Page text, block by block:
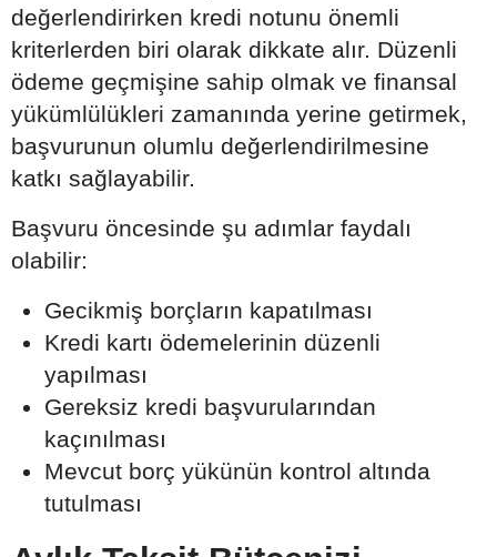
değerlendirirken kredi notunu önemli
kriterlerden biri olarak dikkate alır. Düzenli
ödeme geçmişine sahip olmak ve finansal
yükümlülükleri zamanında yerine getirmek,
başvurunun olumlu değerlendirilmesine
katkı sağlayabilir.
Başvuru öncesinde şu adımlar faydalı
olabilir:
Gecikmiş borçların kapatılması
Kredi kartı ödemelerinin düzenli
yapılması
Gereksiz kredi başvurularından
kaçınılması
Mevcut borç yükünün kontrol altında
tutulması